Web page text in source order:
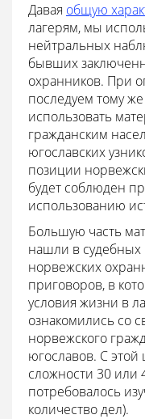
Давая общую
лагерям, мы
нейтральных
бывших
охранников. При
последуем тому
использовать
гражданским
югославских
позиции
будет соблюден
использованию
Большую часть
нашли в судебных
норвежских
приговоров, в
условия жизни в
ознакомились со
норвежского
югославов. С
сложности 30 или
потребовалось
количество дел).